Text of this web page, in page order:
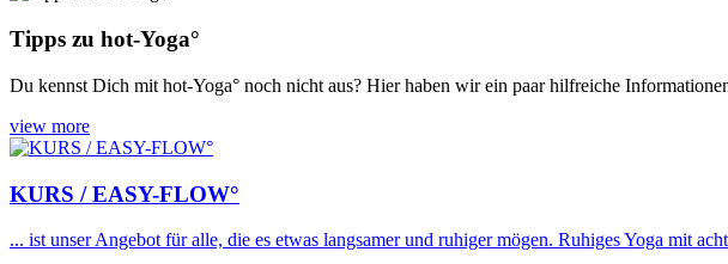
Tipps zu hot-Yoga°
Du kennst Dich mit hot-Yoga° noch nicht aus? Hier haben wir ein paar hilfreiche
view more
KURS / EASY-FLOW°
... ist unser Angebot für alle, die es etwas langsamer und ruhiger mögen. Ruhiges Yoga mit